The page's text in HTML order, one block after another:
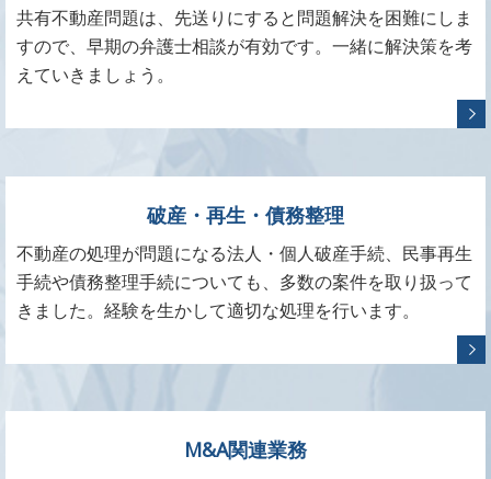
共有不動産問題は、先送りにすると問題解決を困難にしま
すので、早期の弁護士相談が有効です。一緒に解決策を考
えていきましょう。
破産・再生・債務整理
不動産の処理が問題になる法人・個人破産手続、民事再生
手続や債務整理手続についても、多数の案件を取り扱って
きました。経験を生かして適切な処理を行います。
M&A関連業務